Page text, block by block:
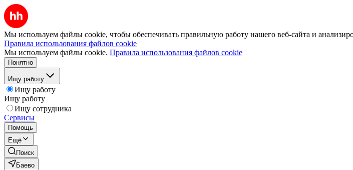
Мы используем файлы cookie, чтобы обеспечивать правильную работу нашего веб-сайта и
Правила использования файлов cookie
Мы используем файлы cookie. Правила использования файлов cookie
Понятно
Ищу работу
Ищу работу
Ищу работу
Ищу сотрудника
Сервисы
Помощь
Ещё
Поиск
Баево